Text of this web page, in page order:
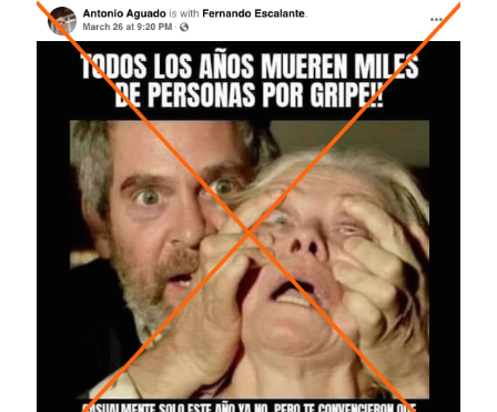
Image